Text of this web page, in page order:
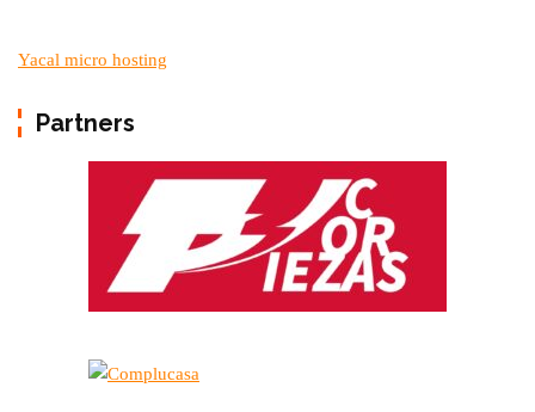
Yacal micro hosting
Partners